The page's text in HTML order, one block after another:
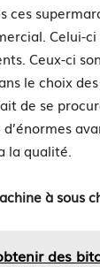
ces
Celui-
Ceux-ci
le choix
de se
la qualité.
à sous
des